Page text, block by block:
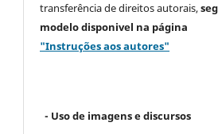
transferência de direitos autorais,
modelodisponivel na página
"Instruções aos autores"
- Uso de imagens e discursos